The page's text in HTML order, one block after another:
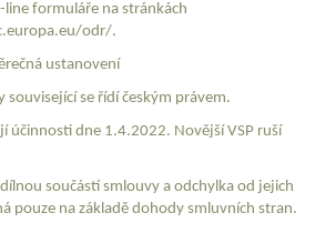
formuláře na stránkách
odr/.
ustanovení
související se řídí českým právem.
účinnosti dne 1.4.2022. Novější VSP ruší
součástí smlouvy a odchylka od jejich
pouze na základě dohody smluvních stran.